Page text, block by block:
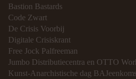
Bastion Bastards
Code Zwart
De Crisis Voorbij
Digitale Crisiskrant
Free Jock Palfreeman
Jumbo Distributiecentra en OTTO
Kunst-Anarchistische dag